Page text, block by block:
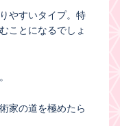
やすいタイプ。特
ことになるでしょ
家の道を極めたら